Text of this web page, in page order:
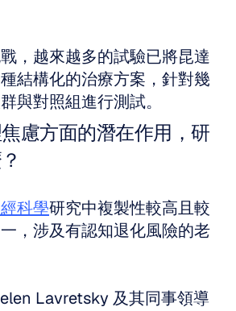
，越來越多的試驗已將昆達
結構化的治療方案，針對幾
與對照組進行測試。
慮方面的潛在作用，研
科學研究中複製性較高且較
，涉及有認知退化風險的老
Lavretsky 及其同事領導